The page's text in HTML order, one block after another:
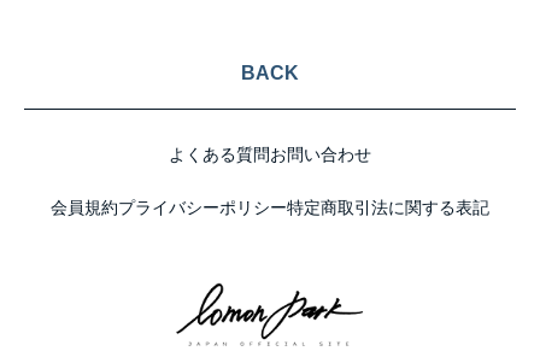
BACK
よくある質問お問い合わせ
会員規約プライバシーポリシー特定商取引法に関する表記